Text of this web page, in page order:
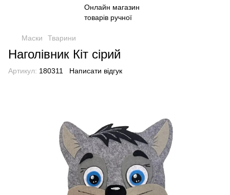
Маски Тварини
Наголівник Кіт сірий
Артикул: 180311 Написати відгук